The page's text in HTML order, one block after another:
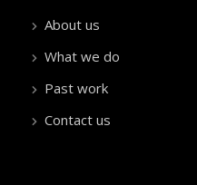
About us
What we do
Past work
Contact us